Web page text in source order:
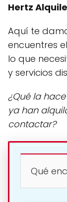
Hertz
Aquí te
encuentres
lo que
y servicios
¿Qué la
ya han
contactar?
Qué